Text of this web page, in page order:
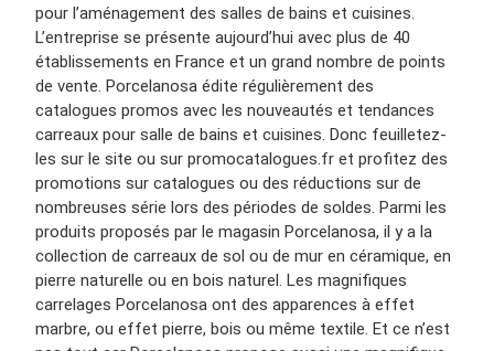
pour l’aménagement des salles de bains et cuisines.
L’entreprise se présente aujourd’hui avec plus de 40
établissements en France et un grand nombre de points
de vente. Porcelanosa édite régulièrement des
catalogues promos avec les nouveautés et tendances
carreaux pour salle de bains et cuisines. Donc feuilletez-
les sur le site ou sur promocatalogues.fr et profitez des
promotions sur catalogues ou des réductions sur de
nombreuses série lors des périodes de soldes. Parmi les
produits proposés par le magasin Porcelanosa, il y a la
collection de carreaux de sol ou de mur en céramique, en
pierre naturelle ou en bois naturel. Les magnifiques
carrelages Porcelanosa ont des apparences à effet
marbre, ou effet pierre, bois ou même textile. Et ce n’est